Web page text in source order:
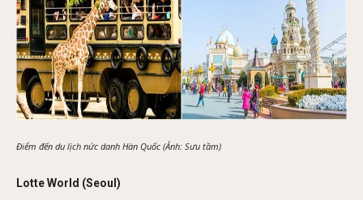
Điểm đến du lịch nức danh Hàn Quốc (Ảnh: Sưu tầm)
Lotte World (Seoul)